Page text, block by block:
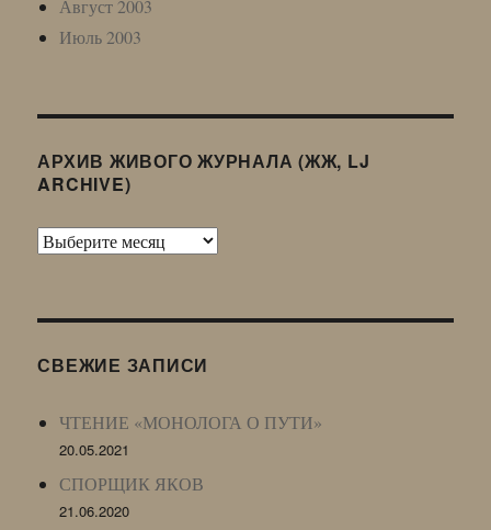
Август 2003
Июль 2003
АРХИВ ЖИВОГО ЖУРНАЛА (ЖЖ, LJ
ARCHIVE)
Архив
LJ
СВЕЖИЕ ЗАПИСИ
ЧТЕНИЕ «МОНОЛОГА О ПУТИ»
20.05.2021
СПОРЩИК ЯКОВ
21.06.2020